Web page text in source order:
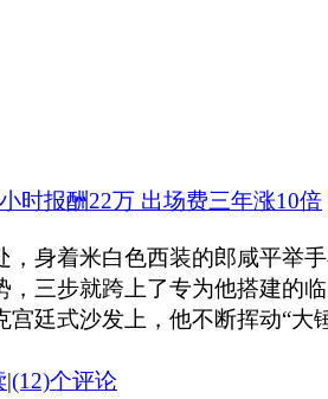
时报酬22万 出场费三年涨10倍
，身着米白色西装的郎咸平举
，三步就跨上了专为他搭建的
宫廷式沙发上，他不断挥动“大
|(12)个评论